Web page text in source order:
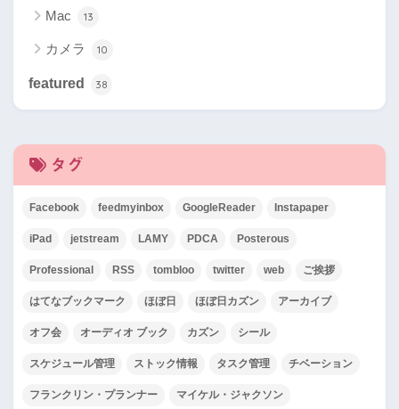
Mac 13
カメラ 10
featured 38
タグ
Facebook feedmyinbox GoogleReader Instapaper
iPad jetstream LAMY PDCA Posterous
Professional RSS tombloo twitter web ご挨拶
はてなブックマーク ほぼ日 ほぼ日カズン アーカイブ
オフ会 オーディオ ブック カズン シール
スケジュール管理 ストック情報 タスク管理 チベーション
フランクリン・プランナー マイケル・ジャクソン